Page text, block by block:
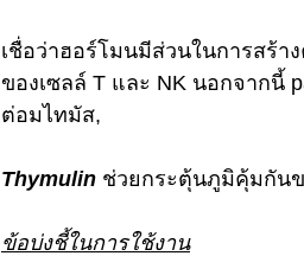
เชื่อว่าฮอร์โมนมีส่วนในการสร้า
ของเซลล์ T และ NK นอกจากนี้
ต่อมไทมัส,
Thymulin ช่วยกระตุ้นภูมิคุ้มกันข
ข้อบ่งชี้ในการใช้งาน